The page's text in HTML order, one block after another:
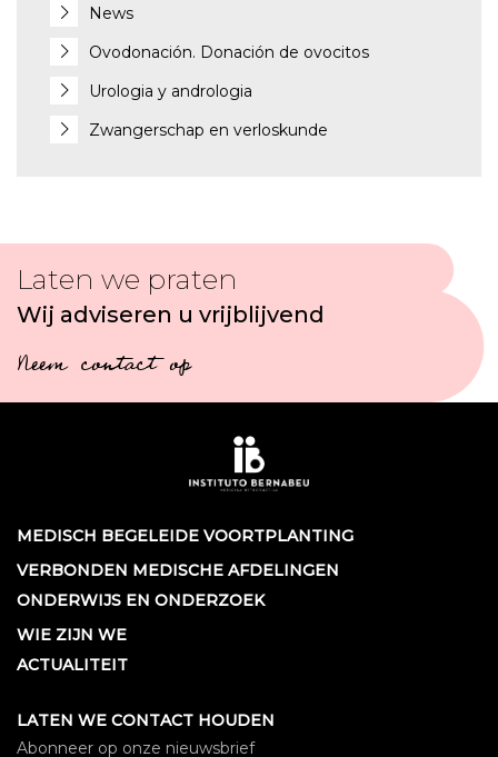
News
Ovodonación. Donación de ovocitos
Urologia y andrologia
Zwangerschap en verloskunde
Laten we praten
Wij adviseren u vrijblijvend
Neem contact op
MEDISCH BEGELEIDE VOORTPLANTING
VERBONDEN MEDISCHE AFDELINGEN
ONDERWIJS EN ONDERZOEK
WIE ZIJN WE
ACTUALITEIT
LATEN WE CONTACT HOUDEN
Abonneer op onze nieuwsbrief